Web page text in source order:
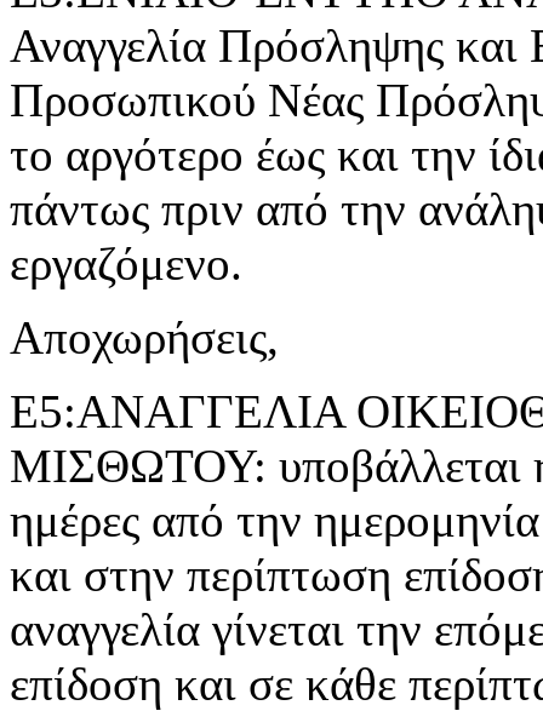
Αναγγελία Πρόσληψης
Προσωπικού Νέας
το αργότερο έως και την
πάντως πριν από την
εργαζόμενο.
Αποχωρήσεις,
Ε5:ΑΝΑΓΓΕΛΙΑ
ΜΙΣΘΩΤΟΥ: υποβάλλεται
ημέρες από την
και στην περίπτωση
αναγγελία γίνεται την
επίδοση και σε κάθε